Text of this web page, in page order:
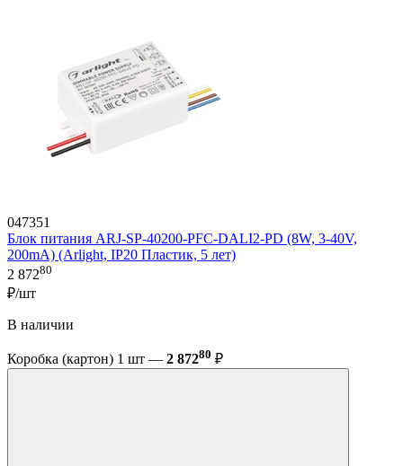
047351
Блок питания ARJ-SP-40200-PFC-DALI2-PD (8W, 3-40V,
200mA) (Arlight, IP20 Пластик, 5 лет)
2 87280
₽/шт
В наличии
Коробка (картон) 1 шт — 2 87280 ₽